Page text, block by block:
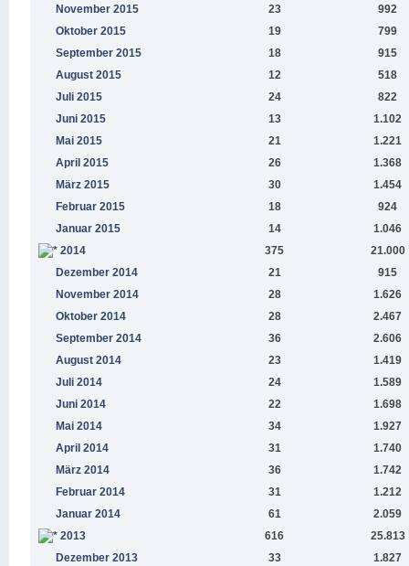
November 2015
23
992
Oktober 2015
19
799
September 2015
18
915
August 2015
12
518
Juli 2015
24
822
Juni 2015
13
1.102
Mai 2015
21
1.221
April 2015
26
1.368
März 2015
30
1.454
Februar 2015
18
924
Januar 2015
14
1.046
2014
375
21.000
Dezember 2014
21
915
November 2014
28
1.626
Oktober 2014
28
2.467
September 2014
36
2.606
August 2014
23
1.419
Juli 2014
24
1.589
Juni 2014
22
1.698
Mai 2014
34
1.927
April 2014
31
1.740
März 2014
36
1.742
Februar 2014
31
1.212
Januar 2014
61
2.059
2013
616
25.813
Dezember 2013
33
1.827